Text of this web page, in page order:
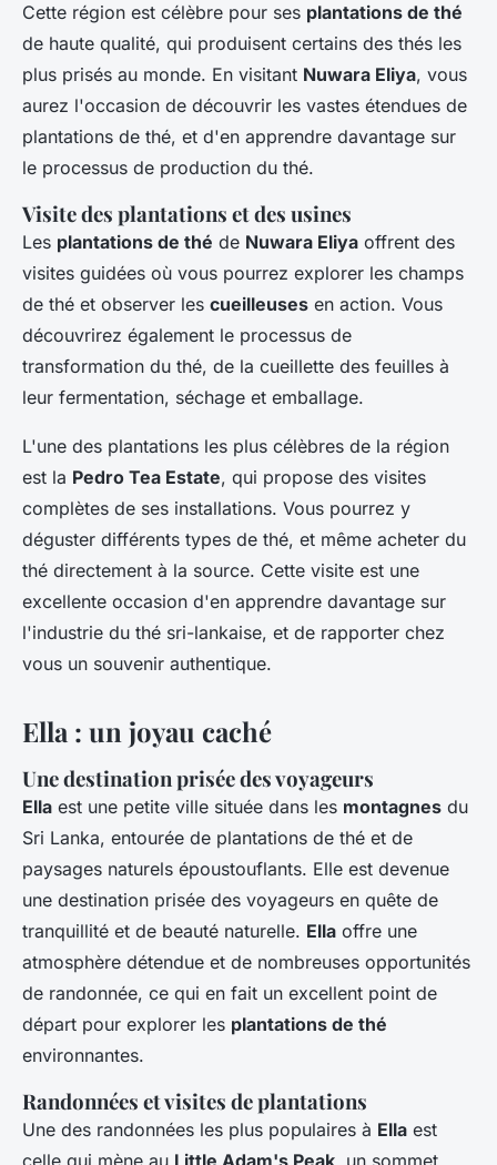
Cette région est célèbre pour ses plantations de thé
de haute qualité, qui produisent certains des thés les
plus prisés au monde. En visitant Nuwara Eliya, vous
aurez l'occasion de découvrir les vastes étendues de
plantations de thé, et d'en apprendre davantage sur
le processus de production du thé.
Visite des plantations et des usines
Les plantations de thé de Nuwara Eliya offrent des
visites guidées où vous pourrez explorer les champs
de thé et observer les cueilleuses en action. Vous
découvrirez également le processus de
transformation du thé, de la cueillette des feuilles à
leur fermentation, séchage et emballage.
L'une des plantations les plus célèbres de la région
est la Pedro Tea Estate, qui propose des visites
complètes de ses installations. Vous pourrez y
déguster différents types de thé, et même acheter du
thé directement à la source. Cette visite est une
excellente occasion d'en apprendre davantage sur
l'industrie du thé sri-lankaise, et de rapporter chez
vous un souvenir authentique.
Ella : un joyau caché
Une destination prisée des voyageurs
Ella est une petite ville située dans les montagnes du
Sri Lanka, entourée de plantations de thé et de
paysages naturels époustouflants. Elle est devenue
une destination prisée des voyageurs en quête de
tranquillité et de beauté naturelle. Ella offre une
atmosphère détendue et de nombreuses opportunités
de randonnée, ce qui en fait un excellent point de
départ pour explorer les plantations de thé
environnantes.
Randonnées et visites de plantations
Une des randonnées les plus populaires à Ella est